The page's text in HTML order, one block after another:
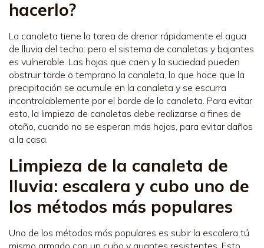
hacerlo?
La canaleta tiene la tarea de drenar rápidamente el agua
de lluvia del techo: pero el sistema de canaletas y bajantes
es vulnerable. Las hojas que caen y la suciedad pueden
obstruir tarde o temprano la canaleta, lo que hace que la
precipitación se acumule en la canaleta y se escurra
incontrolablemente por el borde de la canaleta. Para evitar
esto, la limpieza de canaletas debe realizarse a fines de
otoño, cuando no se esperan más hojas, para evitar daños
a la casa.
Limpieza de la canaleta de
lluvia: escalera y cubo uno de
los métodos más populares
Uno de los métodos más populares es subir la escalera tú
mismo armado con un cubo y guantes resistentes. Esto